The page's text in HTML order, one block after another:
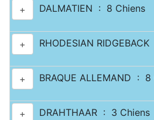
+ DALMATIEN : 8 Chiens
+ RHODESIAN
+ BRAQUE ALLEMAND : 8
+ DRAHTHAAR : 3 Chiens